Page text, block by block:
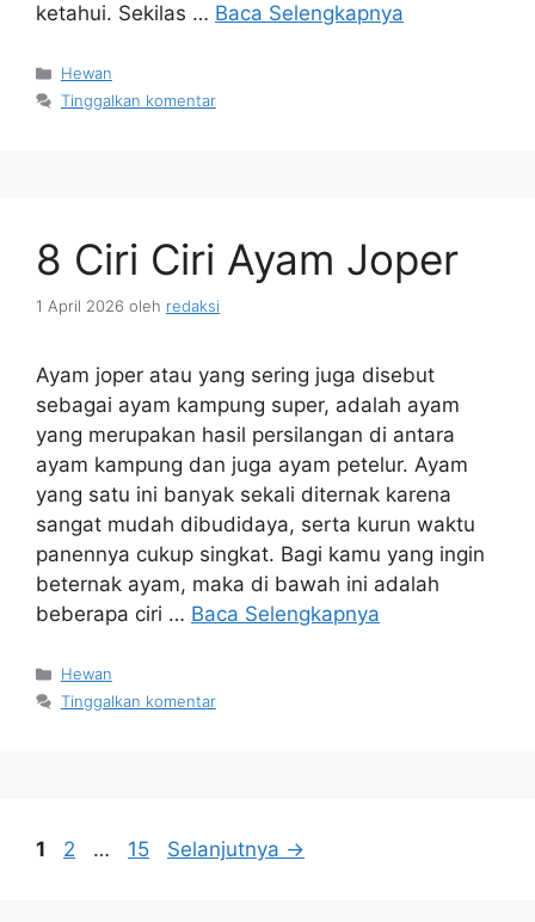
ketahui. Sekilas … Baca Selengkapnya
Kategori
Hewan
Tinggalkan komentar
8 Ciri Ciri Ayam Joper
1 April 2026 oleh redaksi
Ayam joper atau yang sering juga disebut
sebagai ayam kampung super, adalah ayam
yang merupakan hasil persilangan di antara
ayam kampung dan juga ayam petelur. Ayam
yang satu ini banyak sekali diternak karena
sangat mudah dibudidaya, serta kurun waktu
panennya cukup singkat. Bagi kamu yang ingin
beternak ayam, maka di bawah ini adalah
beberapa ciri … Baca Selengkapnya
Kategori
Hewan
Tinggalkan komentar
Halaman
1 Halaman
2 … Halaman
15 Selanjutnya →